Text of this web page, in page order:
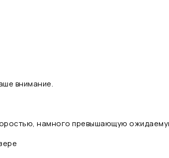
внимание.
намного превышающую